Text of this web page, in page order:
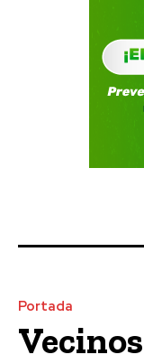
Portada